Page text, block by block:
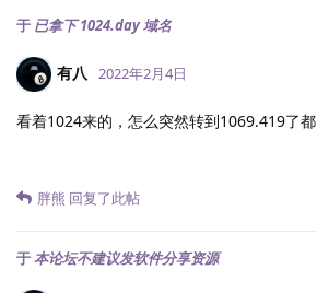
于 已拿下 1024.day 域名
有八 2022年2月4日
看着1024来的，怎么突然转到1069.419了都
胖熊 回复了此帖
于本论坛不建议发软件分享资源